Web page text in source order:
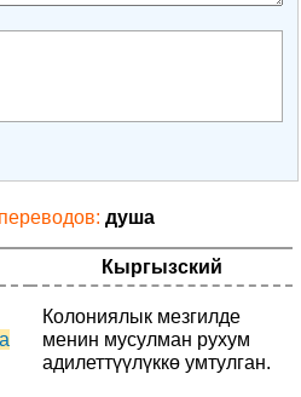
душа
Кыргызский
Колониялык мезгилде
менин мусулман рухум
адилеттүүлүккө умтулган.